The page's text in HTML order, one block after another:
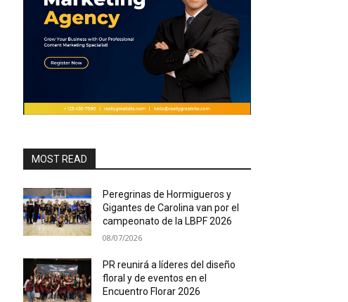
MOST READ
Peregrinas de Hormigueros y
Gigantes de Carolina van por el
campeonato de la LBPF 2026
08/07/2026
PR reunirá a líderes del diseño
floral y de eventos en el
Encuentro Florar 2026